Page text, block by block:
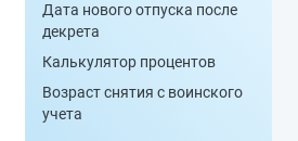
Дата нового отпуска после
декрета
Калькулятор процентов
Возраст снятия с воинского
учета